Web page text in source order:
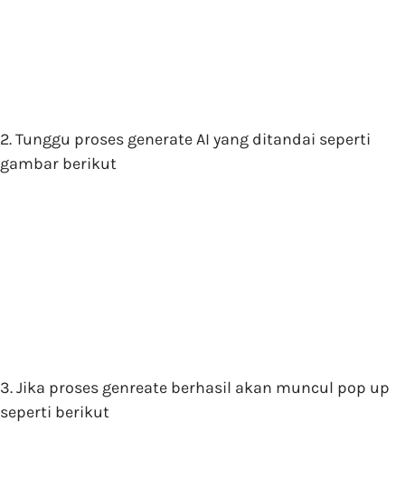
2. Tunggu proses generate AI yang ditandai seperti
gambar berikut
3. Jika proses genreate berhasil akan muncul pop up
seperti berikut